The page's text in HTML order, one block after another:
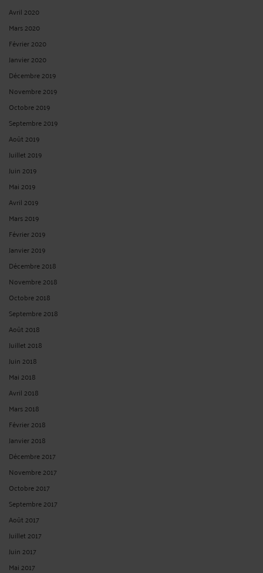
Mars 2020
Février 2020
Janvier 2020
Décembre 2019
Novembre 2019
Octobre 2019
Septembre 2019
Août 2019
Juillet 2019
Juin 2019
Mai 2019
Avril 2019
Mars 2019
Février 2019
Janvier 2019
Décembre 2018
Novembre 2018
Octobre 2018
Septembre 2018
Août 2018
Juillet 2018
Juin 2018
Mai 2018
Avril 2018
Mars 2018
Février 2018
Janvier 2018
Décembre 2017
Novembre 2017
Octobre 2017
Septembre 2017
Août 2017
Juillet 2017
Juin 2017
Mai 2017
Avril 2017